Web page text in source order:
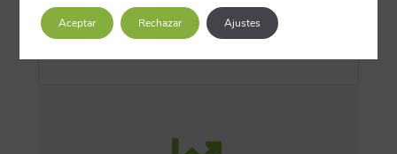
Más de 50 iniciativas anuales de
Aceptar Rechazar Ajustes